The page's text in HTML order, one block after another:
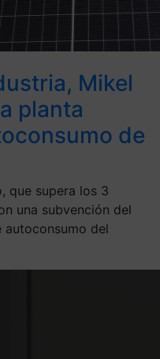
Mikel
planta
de
que supera los 3
una subvención del
autoconsumo del